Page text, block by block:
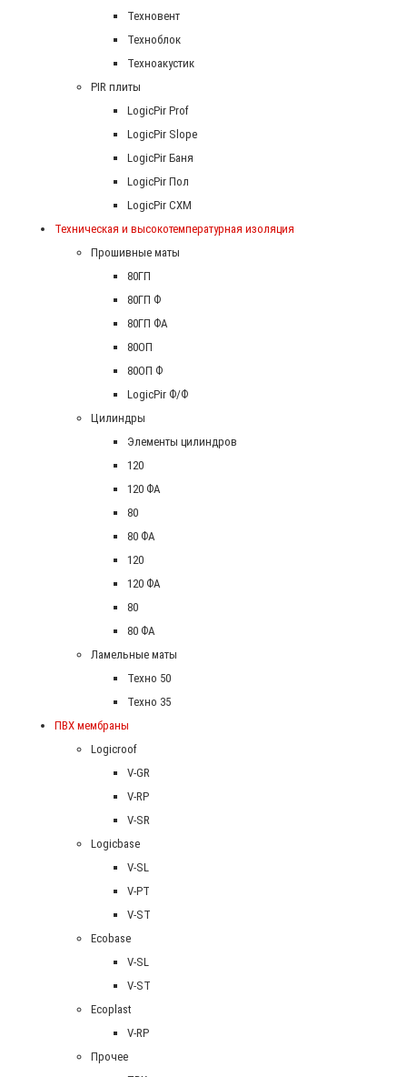
Техновент
Техноблок
Техноакустик
PIR плиты
LogicPir Prof
LogicPir Slope
LogicPir Баня
LogicPir Пол
LogicPir СХМ
Техническая и высокотемпературная изоляция
Прошивные маты
80ГП
80ГП Ф
80ГП ФА
80ОП
80ОП Ф
LogicPir Ф/Ф
Цилиндры
Элементы цилиндров
120
120 ФА
80
80 ФА
120
120 ФА
80
80 ФА
Ламельные маты
Техно 50
Техно 35
ПВХ мембраны
Logicroof
V-GR
V-RP
V-SR
Logicbase
V-SL
V-PT
V-ST
Ecobase
V-SL
V-ST
Ecoplast
V-RP
Прочее